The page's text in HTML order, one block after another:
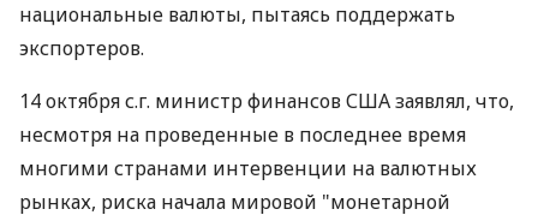
национальные валюты, пытаясь поддержать
экспортеров.
14 октября с.г. министр финансов США заявлял, что,
несмотря на проведенные в последнее время
многими странами интервенции на валютных
рынках, риска начала мировой "монетарной